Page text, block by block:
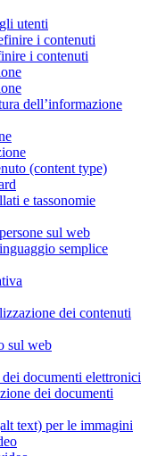
utenti
i contenuti
i contenuti
dell’informazione
(content type)
e tassonomie
sul web
semplice
dei contenuti
sul web
documenti elettronici
dei documenti
text) per le immagini